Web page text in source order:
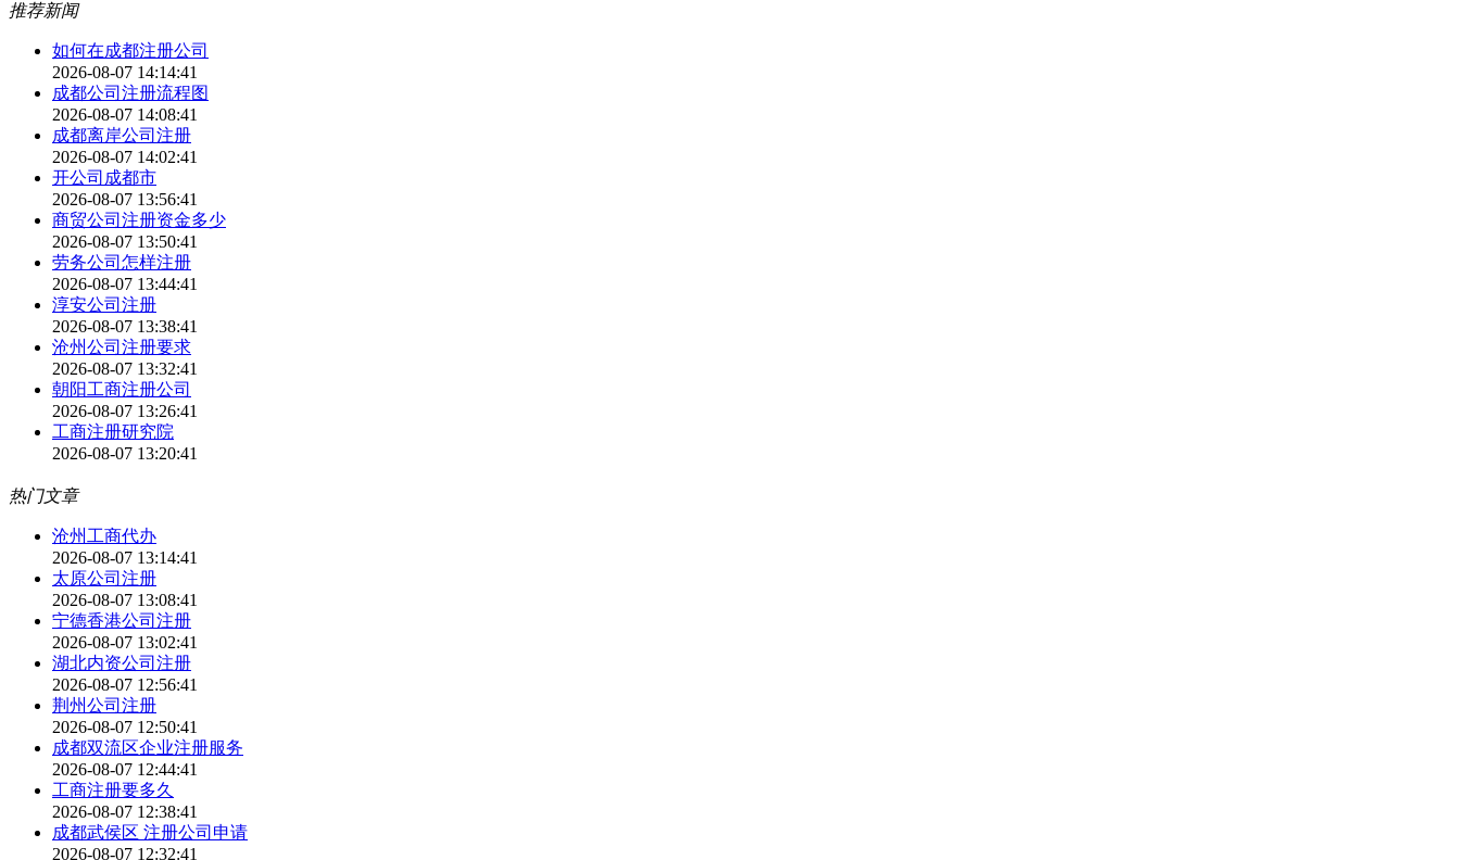
推荐新闻
如何在成都注册公司
2026-08-07 14:14:41
成都公司注册流程图
2026-08-07 14:08:41
成都离岸公司注册
2026-08-07 14:02:41
开公司成都市
2026-08-07 13:56:41
商贸公司注册资金多少
2026-08-07 13:50:41
劳务公司怎样注册
2026-08-07 13:44:41
淳安公司注册
2026-08-07 13:38:41
沧州公司注册要求
2026-08-07 13:32:41
朝阳工商注册公司
2026-08-07 13:26:41
工商注册研究院
2026-08-07 13:20:41
热门文章
沧州工商代办
2026-08-07 13:14:41
太原公司注册
2026-08-07 13:08:41
宁德香港公司注册
2026-08-07 13:02:41
湖北内资公司注册
2026-08-07 12:56:41
荆州公司注册
2026-08-07 12:50:41
成都双流区企业注册服务
2026-08-07 12:44:41
工商注册要多久
2026-08-07 12:38:41
成都武侯区 注册公司申请
2026-08-07 12:32:41